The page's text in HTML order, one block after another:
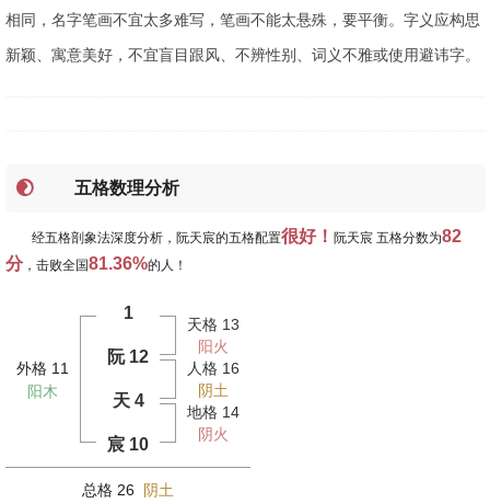
相同，名字笔画不宜太多难写，笔画不能太悬殊，要平衡。字义应构思
新颖、寓意美好，不宜盲目跟风、不辨性别、词义不雅或使用避讳字。
五格数理分析
经五格剖象法深度分析，阮天宸的五格配置很好！ 阮天宸 五格分数为82
分，击败全国81.36%的人！
外格 11
阳木
1
阮 12
天 4
宸 10
天格 13
阳火
人格 16
阴土
地格 14
阴火
总格 26 阴土